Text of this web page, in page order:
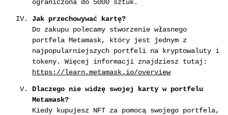
ograniczona do 5000 sztuk.
Jak przechowywać kartę?
Do zakupu polecamy stworzenie własnego
portfela Metamask, który jest jednym z
najpopularniejszych portfeli na kryptowaluty i
tokeny. Więcej informacji znajdziesz tutaj:
https://learn.metamask.io/overview
Dlaczego nie widzę swojej karty w portfelu
Metamask?
Kiedy kupujesz NFT za pomocą swojego portfela,